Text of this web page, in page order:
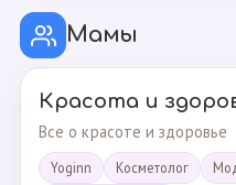
Мамы
Красота и
Все о красоте и здоровье
Yoginn Косметолог